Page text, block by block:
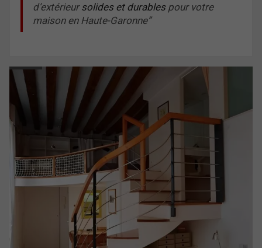
d’extérieursolides et durablespour votre
maison en Haute-Garonne